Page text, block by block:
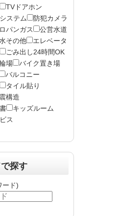
TVドアホン
ステム
防犯カメラ
パンガス
公営水道
その他
エレベータ
ごみ出し24時間OK
場
バイク置き場
バルコニー
タイル貼り
構造
キッズルーム
ス
探す
ード)